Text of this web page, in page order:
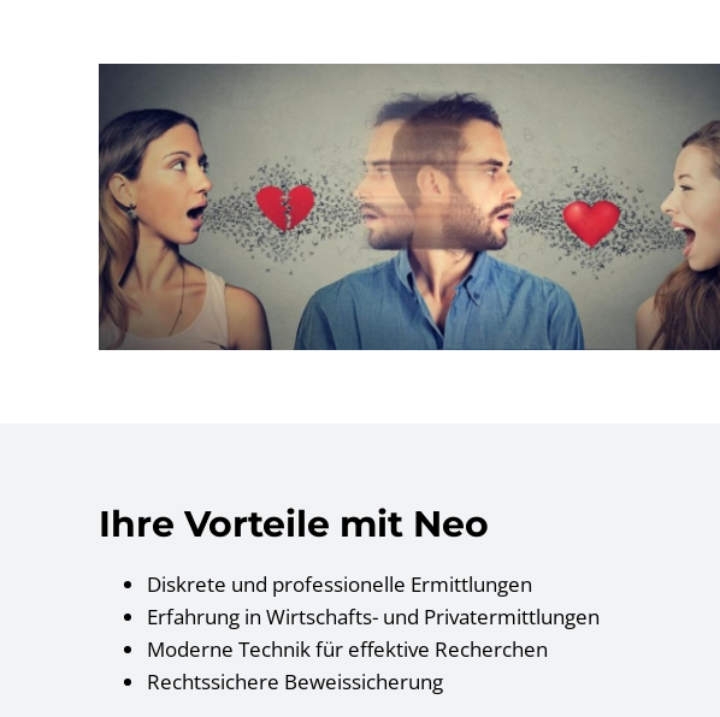
Ihre Vorteile mit Neo
Diskrete und professionelle Ermittlungen
Erfahrung in Wirtschafts- und Privatermittlungen
Moderne Technik für effektive Recherchen
Rechtssichere Beweissicherung